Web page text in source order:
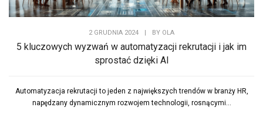
2 GRUDNIA 2024 BY OLA
5 kluczowych wyzwań w automatyzacji rekrutacji i jak im
sprostać dzięki AI
Automatyzacja rekrutacji to jeden z największych trendów w branży HR,
napędzany dynamicznym rozwojem technologii, rosnącymi...